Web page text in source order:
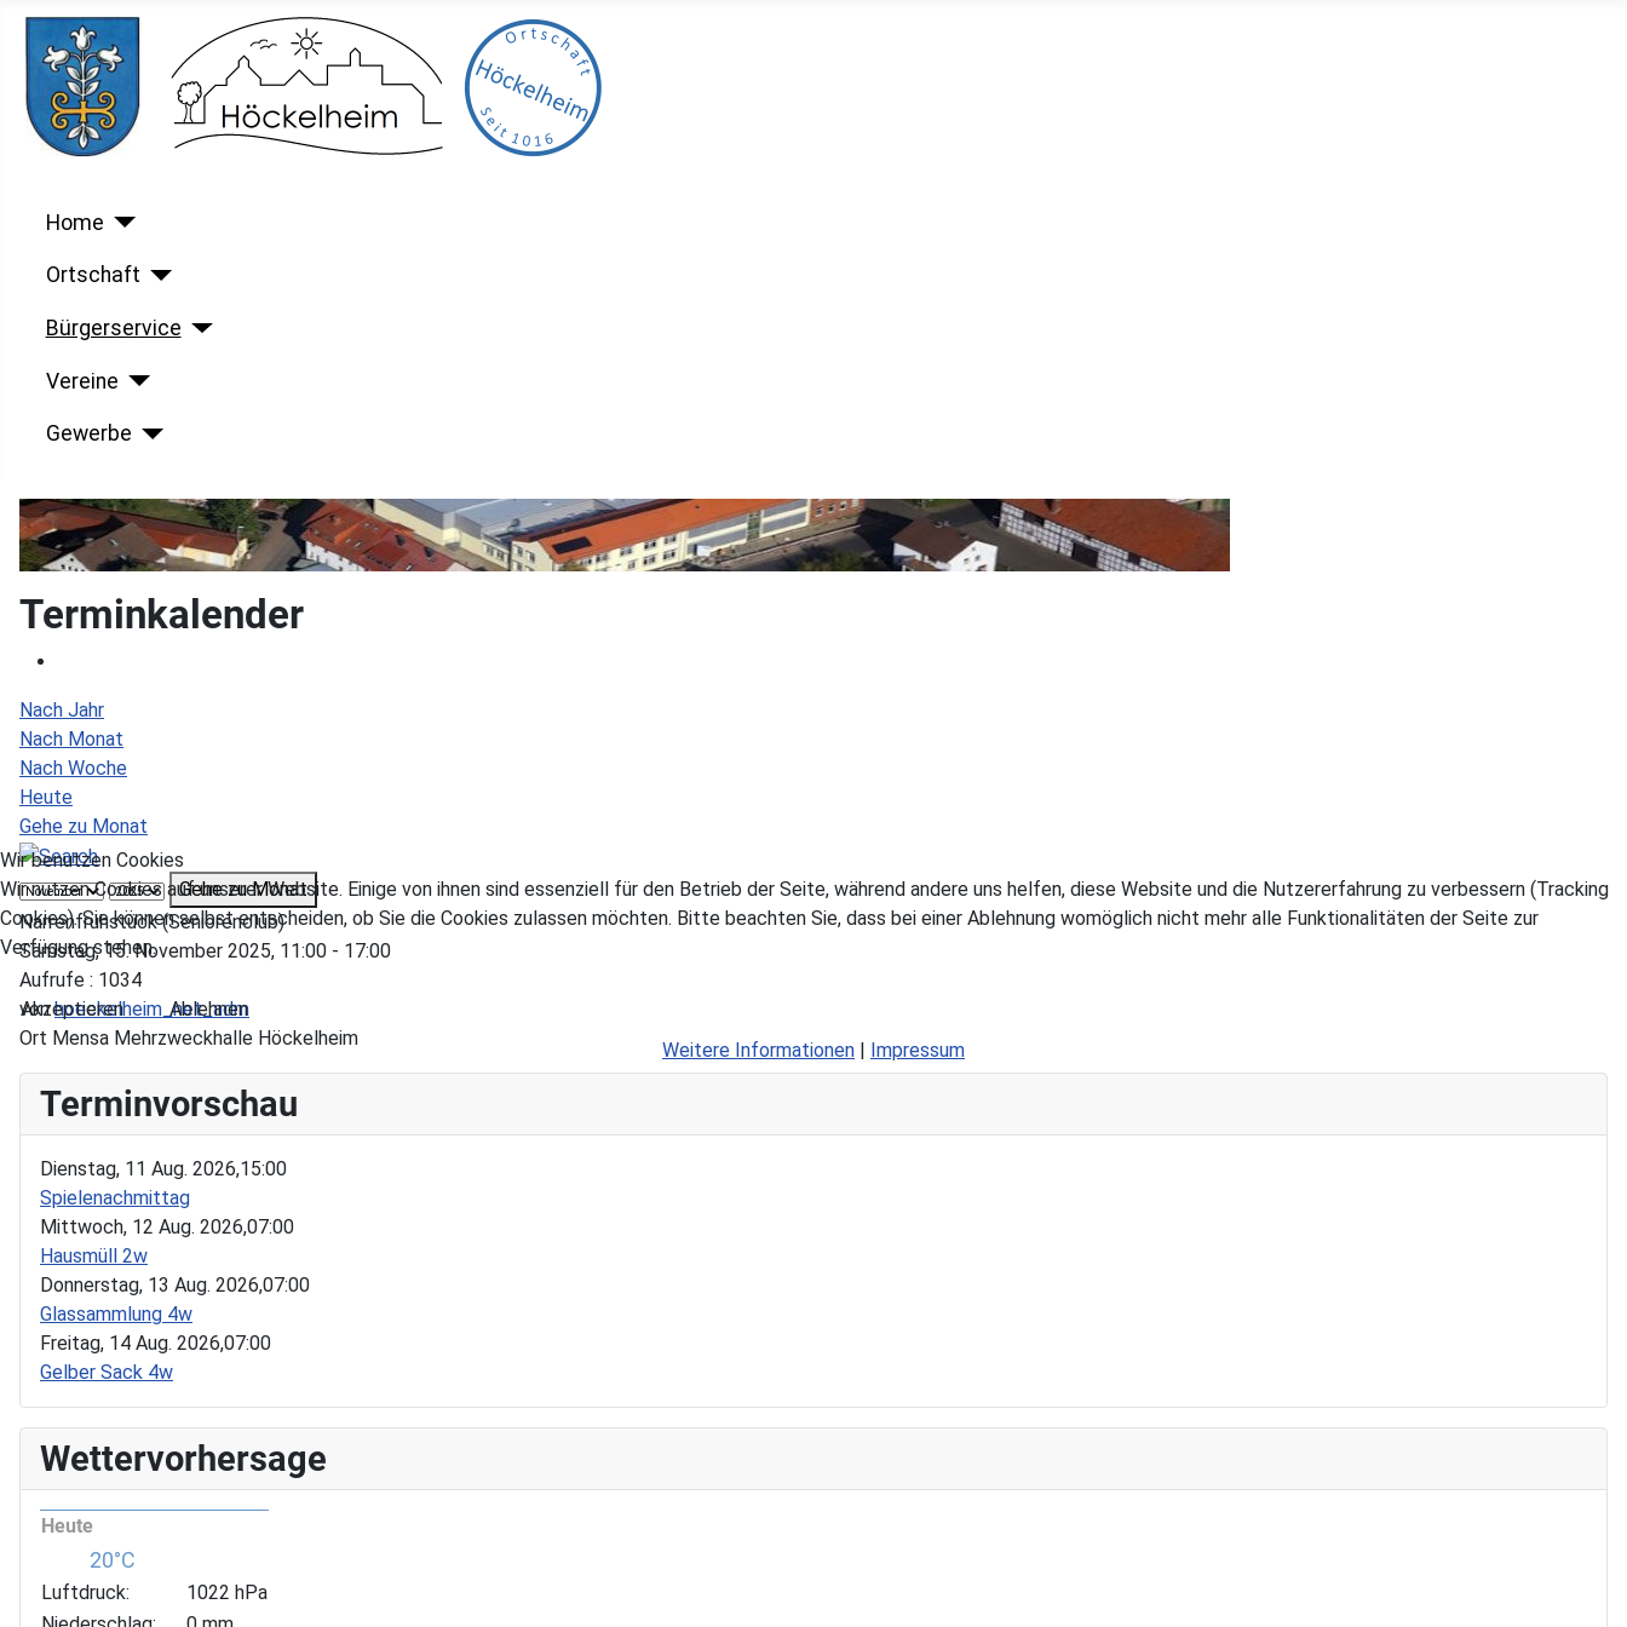
Home
Ortschaft
Bürgerservice
Vereine
Gewerbe
Terminkalender
Nach Jahr
Nach Monat
Nach Woche
Heute
Gehe zu Monat
Gehe zu Monat
Narrenfrühstück (Seniorenclub)
Samstag, 15. November 2025, 11:00 - 17:00
Aufrufe : 1034
vonhoeckelheim_net_adm
Ort Mensa Mehrzweckhalle Höckelheim
Terminvorschau
Dienstag, 11 Aug. 2026,15:00
Spielenachmittag
Mittwoch, 12 Aug. 2026,07:00
Hausmüll 2w
Donnerstag, 13 Aug. 2026,07:00
Glassammlung 4w
Freitag, 14 Aug. 2026,07:00
Gelber Sack 4w
Wettervorhersage
Heute
20°C
Luftdruck:
1022 hPa
Wir benutzen Cookies
Wir nutzen Cookies auf unserer Website. Einige von ihnen sind essenziell für den Betrieb der Seite, während andere uns helfen, diese Website und die Nutzererfahrung zu verbessern (Tracking
Cookies). Sie können selbst entscheiden, ob Sie die Cookies zulassen möchten. Bitte beachten Sie, dass bei einer Ablehnung womöglich nicht mehr alle Funktionalitäten der Seite zur
Verfügung stehen.
Akzeptieren
Ablehnen
Weitere Informationen | Impressum